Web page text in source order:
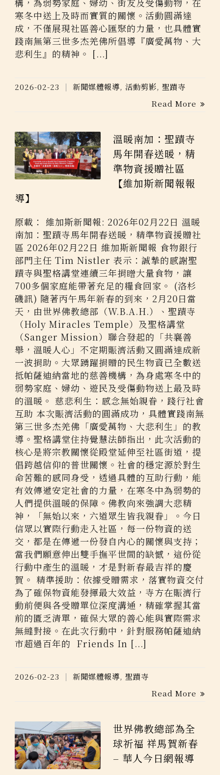
寒冬中送上及時而實質的關懷。活動圓滿達
成，不僅展現社區善心匯聚的力量，也具體實
踐南無第三世多杰羌佛所倡導『廣愛萬物、大
悲利生』的精神。 [...]
2026-02-23 新聞媒體報導, 活動剪影, 聖蹟寺
Read More
溫暖南加：聖蹟寺
馬年開春送暖，精
準物資援贈社區
【維加斯新聞報報
導】
原載： 維加斯新聞報: 2026年02月22日 溫暖
南加：聖蹟寺馬年開春送暖，精準物資援贈社
區 2026年02月22日 維加斯新聞報 食物銀行
部門主任 Tim Nistler 表示：誠摯的感謝聖
蹟寺與聖格講堂連續三年捐䁬大量食物，讓
700多個家庭能帶著充足的糧食回家。 (洛杉
磯訊) 隨著丙午馬年新春的到來，2月20日當
天，由世界佛教總部（W.B.A.H.）、聖蹟寺
（Holy Miracles Temple）及聖格講堂
（Sanger Mission）聯合發起的「共襄善
舉，溫暖人心」不定期賑濟活動又圓滿達成新
一波捐助。大眾踴躍捐贈的民生物資已全數送
抵帕薩迪納當地的慈善機構，為身處寒冬中的
弱勢家庭、婦幼、遊民及受傷動物送上最及時
的溫暖。 慈悲利生：感念無始親眷，踐行社會
互助 本次賑濟活動的圓滿成功，具體實踐南無
第三世多杰羌佛「廣愛萬物、大悲利生」的教
導。聖格講堂住持覺慧法師指出，此次活動的
核心是將宗教關懷從殿堂延伸至社區街道，提
倡跨越信仰的普世關懷。社會的穩定源於對生
命苦難的感同身受，透過具體的互助行動，能
有效傳遞安定社會的力量，在寒冬中為弱勢的
人們提供溫暖的保障。佛教向來強調大悲精
神，「無始以來，六道眾生皆我親眷」。今日
信眾以實際行動走入社區，每一份物資的送
交，都是在傳遞一份發自內心的關懷與支持；
當我們願意伸出雙手撫平世間的缺憾，這份從
行動中產生的溫暖，才是對新春最吉祥的慶
賀。 精準援助：依據受贈需求，落實物資交付
為了確保物資能發揮最大效益，寺方在賑濟行
動前便與各受贈單位深度溝通，精確掌握其當
前的匱乏清單，確保大眾的善心能與實際需求
無縫對接。在此次行動中，針對服務帕薩迪納
市超過百年的 Friends In [...]
2026-02-23 新聞媒體報導, 聖蹟寺
Read More
世界佛教總部為全
球祈福 祥馬賀新春
– 華人今日網報導